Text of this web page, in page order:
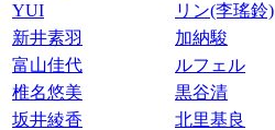
YUI
リン(李瑤鈴)
新井素羽
加納駿
富山佳代
ルフェル
椎名悠美
黒谷清
坂井綾香
北里基良